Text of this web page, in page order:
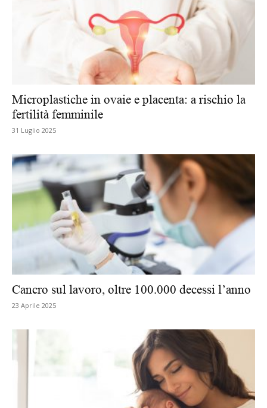
Microplastiche in ovaie e placenta: a rischio la
fertilità femminile
31 Luglio 2025
Cancro sul lavoro, oltre 100.000 decessi l’anno
23 Aprile 2025